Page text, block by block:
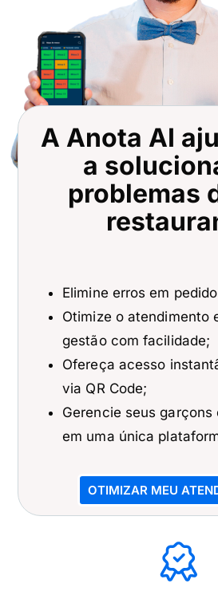
A Anota AI
a
problemas
Elimine erros em
Otimize o atendimento
gestão com facilidade;
Ofereça acesso
via QR Code;
Gerencie seus
em uma única
OTIMIZAR MEU